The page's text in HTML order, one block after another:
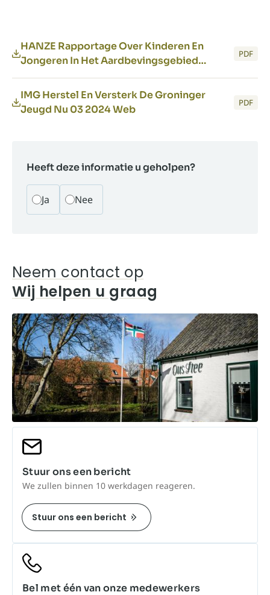
HANZE Rapportage Over Kinderen En
Jongeren In Het Aardbevingsgebied
Digitaal
PDF
IMG Herstel En Versterk De Groninger
Jeugd Nu 03 2024 Web
PDF
Heeft deze informatie u geholpen?
Ja Nee
Neem contact op
Wij helpen u graag
Stuur ons een bericht
We zullen binnen 10 werkdagen reageren.
Stuur ons een bericht
Bel met één van onze medewerkers